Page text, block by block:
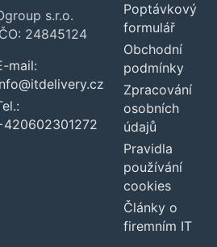
s.r.o.
24845124
mail:
Poptávkový
formulář
Obchodní
podmínky
Zpracování
osobních
údajů
Pravidla
používání
cookies
Články o
firemním IT